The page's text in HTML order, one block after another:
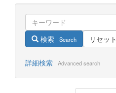
検索 Search リセット
詳細検索 Advanced search